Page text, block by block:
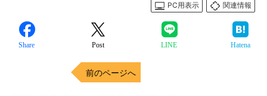
PC用表示
関連情報
Share Post LINE Hatena
前のページへ